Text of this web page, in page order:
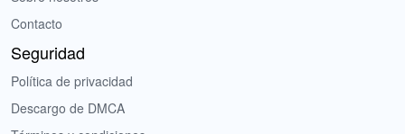
Contacto
Seguridad
Política de privacidad
Descargo de DMCA